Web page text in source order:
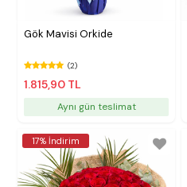
Gök Mavisi Orkide
(2)
1.815,90 TL
Aynı gün teslimat
17% İndirim